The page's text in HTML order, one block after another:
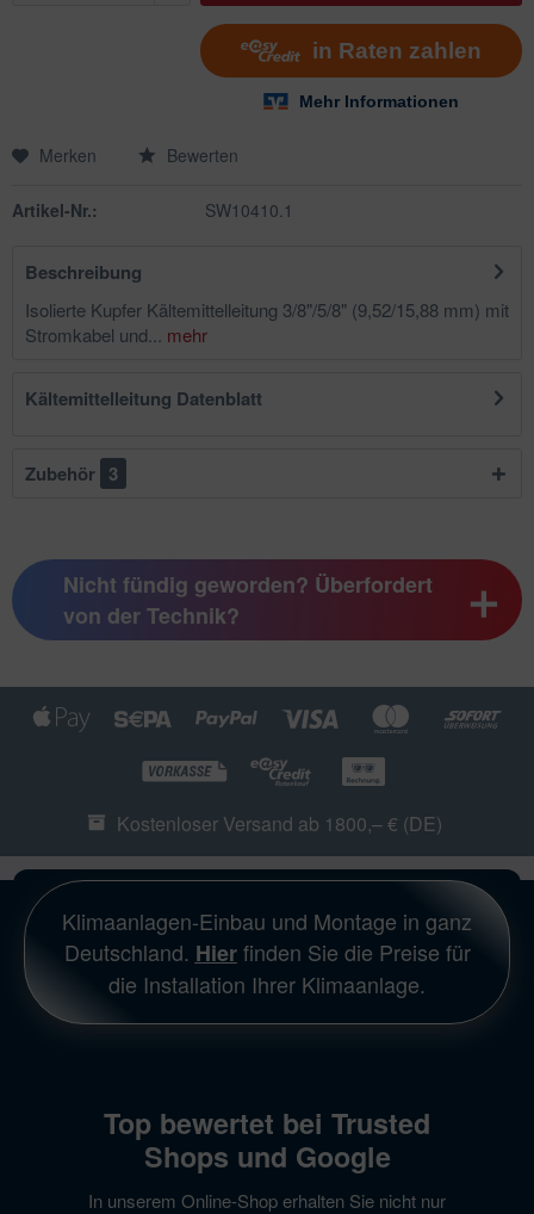
Merken Bewerten
Artikel-Nr.: SW10410.1
Beschreibung
Isolierte Kupfer Kältemittelleitung 3/8"/5/8" (9,52/15,88 mm) mit
Stromkabel und... mehr
Kältemittelleitung Datenblatt
Zubehör 3
Nicht fündig geworden? Überfordert
von der Technik?
Kostenloser Versand ab 1800,– € (DE)
Klimaanlagen-Einbau und Montage in ganz
Deutschland. Hierfinden Sie die Preise für
die Installation Ihrer Klimaanlage.
Top bewertet bei Trusted
Shops und Google
In unserem Online-Shop erhalten Sie nicht nur